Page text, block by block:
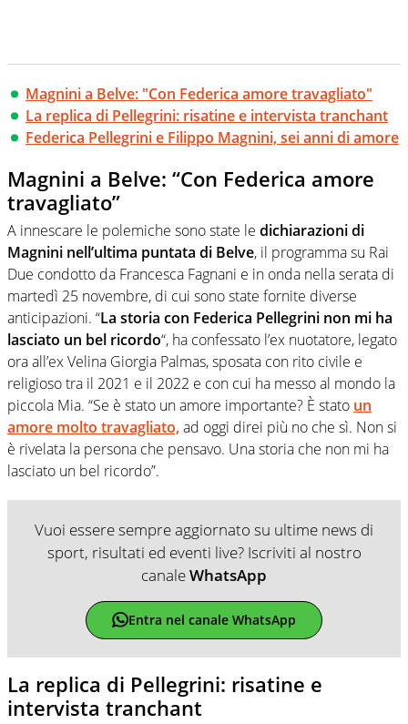
Magnini a Belve: "Con Federica amore travagliato"
La replica di Pellegrini: risatine e intervista tranchant
Federica Pellegrini e Filippo Magnini, sei anni di amore
Magnini a Belve: “Con Federica amore
travagliato”
A innescare le polemiche sono state le dichiarazioni di
Magnini nell’ultima puntata di Belve, il programma su Rai
Due condotto da Francesca Fagnani e in onda nella serata di
martedì 25 novembre, di cui sono state fornite diverse
anticipazioni. “La storia con Federica Pellegrini non mi ha
lasciato un bel ricordo“, ha confessato l’ex nuotatore, legato
ora all’ex Velina Giorgia Palmas, sposata con rito civile e
religioso tra il 2021 e il 2022 e con cui ha messo al mondo la
piccola Mia. “Se è stato un amore importante? È stato un
amore molto travagliato,ad oggi direi più no che sì. Non si
è rivelata la persona che pensavo. Una storia che non mi ha
lasciato un bel ricordo”.
Vuoi essere sempre aggiornato su ultime news di
sport, risultati ed eventi live? Iscriviti al nostro
canaleWhatsApp
Entra nel canale WhatsApp
La replica di Pellegrini: risatine e
intervista tranchant